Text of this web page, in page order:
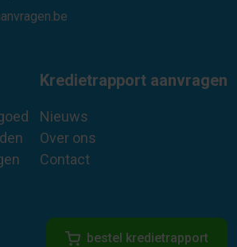
Kredietrapport aanvragen
Nieuws
Over ons
Contact
bestel kredietrapport